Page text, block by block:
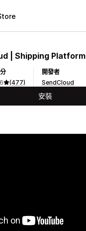
| Shipping Platform
(477)
開發者
SendCloud
安裝